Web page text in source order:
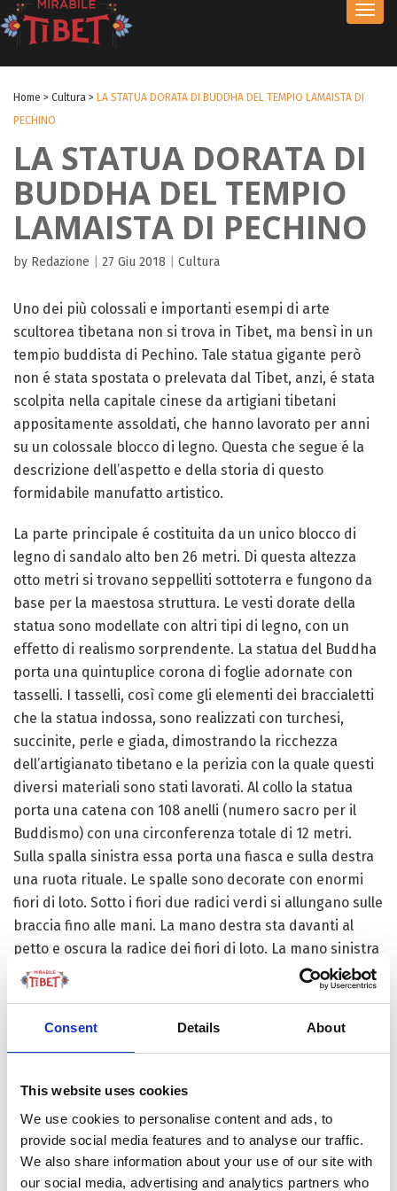
Consent Details About
This website uses cookies
We use cookies to personalise content and ads, to
provide social media features and to analyse our traffic.
We also share information about your use of our site with
our social media, advertising and analytics partners who
Home > Cultura > LA STATUA DORATA DI BUDDHA DEL TEMPIO LAMAISTA DI
PECHINO
LA STATUA DORATA DI
BUDDHA DEL TEMPIO
LAMAISTA DI PECHINO
by Redazione 27 Giu 2018 Cultura
Uno dei più colossali e importanti esempi di arte
scultorea tibetana non si trova in Tibet, ma bensì in un
tempio buddista di Pechino. Tale statua gigante però
non é stata spostata o prelevata dal Tibet, anzi, é stata
scolpita nella capitale cinese da artigiani tibetani
appositamente assoldati, che hanno lavorato per anni
su un colossale blocco di legno. Questa che segue é la
descrizione dell’aspetto e della storia di questo
formidabile manufatto artistico.
La parte principale é costituita da un unico blocco di
legno di sandalo alto ben 26 metri. Di questa altezza
otto metri si trovano seppelliti sottoterra e fungono da
base per la maestosa struttura. Le vesti dorate della
statua sono modellate con altri tipi di legno, con un
effetto di realismo sorprendente. La statua del Buddha
porta una quintuplice corona di foglie adornate con
tasselli. I tasselli, così come gli elementi dei braccialetti
che la statua indossa, sono realizzati con turchesi,
succinite, perle e giada, dimostrando la ricchezza
dell’artigianato tibetano e la perizia con la quale questi
diversi materiali sono stati lavorati. Al collo la statua
porta una catena con 108 anelli (numero sacro per il
Buddismo) con una circonferenza totale di 12 metri.
Sulla spalla sinistra essa porta una fiasca e sulla destra
una ruota rituale. Le spalle sono decorate con enormi
fiori di loto. Sotto i fiori due radici verdi si allungano sulle
braccia fino alle mani. La mano destra sta davanti al
petto e oscura la radice dei fiori di loto. La mano sinistra
sta un po’ più in basso.
nordorientale della città antica di Pechino. Esso fu
costruito durante il regno dell’Imperatore Kangxi, della
Dinastia Qing, nel 1694 e quindi assegnato al Principe
residenza. Nel 1725 fu ricostruito come residenza
imperiale appena fuori dalla Città Proibita e denominato
Palazzo Yonghe. Durante il regno dell’Imperatore